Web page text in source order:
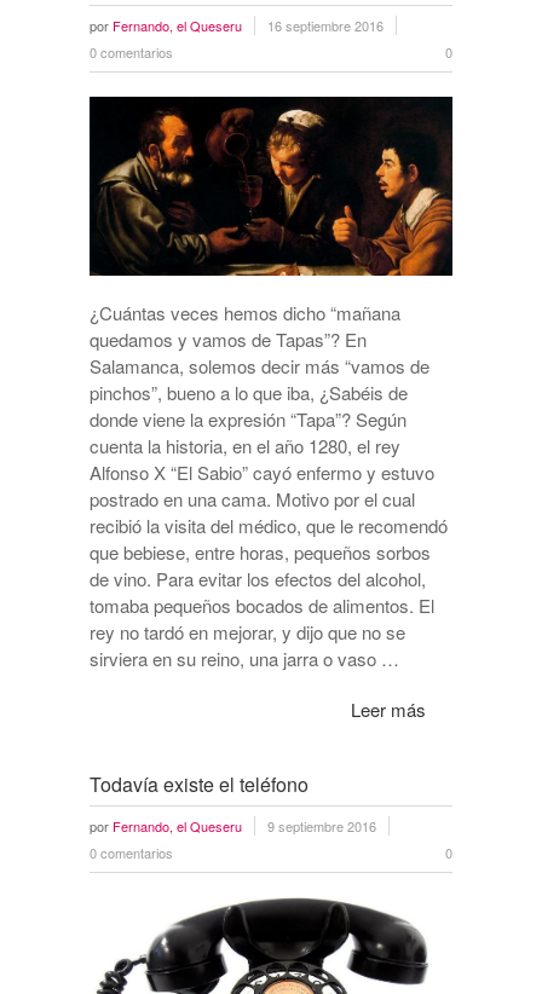
por Fernando, el Queseru
16 septiembre 2016
0 comentarios
0
¿Cuántas veces hemos dicho “mañana
quedamos y vamos de Tapas”? En
Salamanca, solemos decir más “vamos de
pinchos”, bueno a lo que iba, ¿Sabéis de
donde viene la expresión “Tapa”? Según
cuenta la historia, en el año 1280, el rey
Alfonso X “El Sabio” cayó enfermo y estuvo
postrado en una cama. Motivo por el cual
recibió la visita del médico, que le recomendó
que bebiese, entre horas, pequeños sorbos
de vino. Para evitar los efectos del alcohol,
tomaba pequeños bocados de alimentos. El
rey no tardó en mejorar, y dijo que no se
sirviera en su reino, una jarra o vaso …
Leer más
Todavía existe el teléfono
por Fernando, el Queseru
9 septiembre 2016
0 comentarios
0